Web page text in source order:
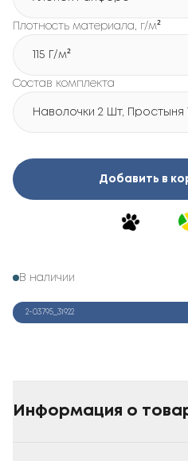
Плотность материала, г/м²
115 Г/м²
Состав комплекта
Наволочки 2 Шт, Простыня
Добавить в
В наличии
2-03795_31922
Информация о